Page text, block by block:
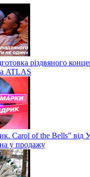
різдвяного
ATLAS
Carol of the Bells" від
у продажу